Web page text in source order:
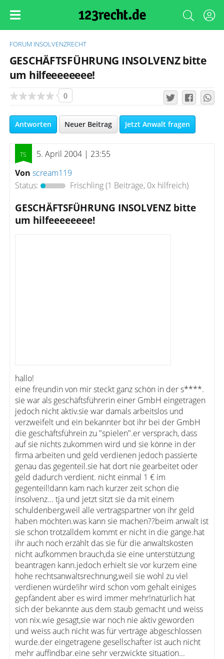
FORUM INSOLVENZRECHT
GESCHÄFTSFÜHRUNG INSOLVENZ bitte
um hilfeeeeeeee!
0
Antworten Neuer Beitrag Jetzt Anwalt fragen
5. April 2004 | 23:55
Von scream119
Status:
Frischling(1 Beiträge, 0x hilfreich)
GESCHÄFTSFÜHRUNG INSOLVENZ bitte
um hilfeeeeeeee!
hallo!
eine freundin von mir steckt ganz schön in der s****.
sie war als geschäftsführerin einer GmbH eingetragen
jedoch nicht aktiv.sie war damals arbeitslos und
verzweifelt und ein bekannter bot ihr bei der GmbH
die geschäftsführein zu "spielen".er versprach, dass
auf sie nichts zukommen wird und sie könne in der
firma arbeiten und geld verdienen jedoch passierte
genau das gegenteil.sie hat dort nie gearbeitet oder
geld dadurch verdient. nicht einmal 1 € im
gegenteil!dann kam nach kurzer zeit schon die
insolvenz... tja und jetzt sitzt sie da mit einem
schuldenberg,weil alle vertragspartner von ihr geld
haben möchten.was kann sie machen??beim anwalt ist
sie schon trotzalldem kommt er nicht in die gänge.hat
ihr auch noch erzählt das sie für die anwaltskosten
nicht aufkommen brauch,da sie eine unterstützung
beantragen kann.jedoch erhielt sie vor kurzem eine
hohe rechtsanwaltsrechnung,weil sie wohl zu viel
verdienen würde!ihr wird schon vom gehalt einiges
gepfändent aber es wird immer mehr!natürlich hat
sich der bekannte aus dem staub gemacht und weiss
von nix.wie gesagt,sie war noch nie aktiv geworden
und weiss auch nicht was für verträge abgeschlossen
wurde.der eingetragene gesellschafter ist auch nicht
mehr auffindbar.eine sehr verzwickte situation...